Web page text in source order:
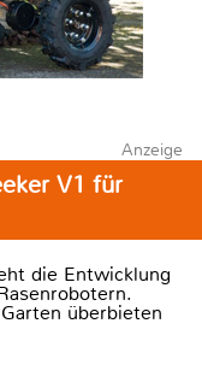
Anzeige
V1 für
die Entwicklung
überbieten